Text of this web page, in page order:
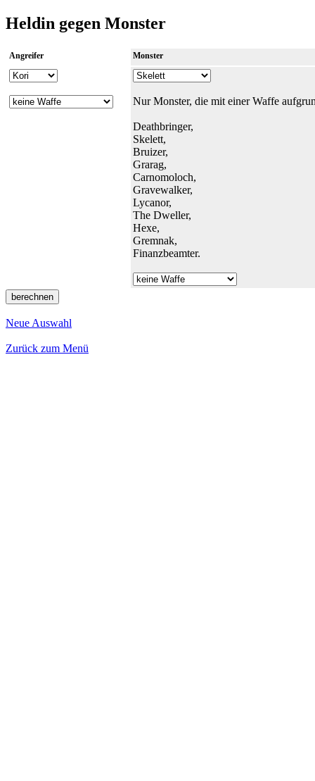
Heldin gegen Monster
Angreifer Monster
Nur Monster, die mit einer Waffe
Deathbringer,
Skelett,
Bruizer,
Grarag,
Carnomoloch,
Gravewalker,
Lycanor,
The Dweller,
Hexe,
Gremnak,
Finanzbeamter.
Neue Auswahl
Zurück zum Menü